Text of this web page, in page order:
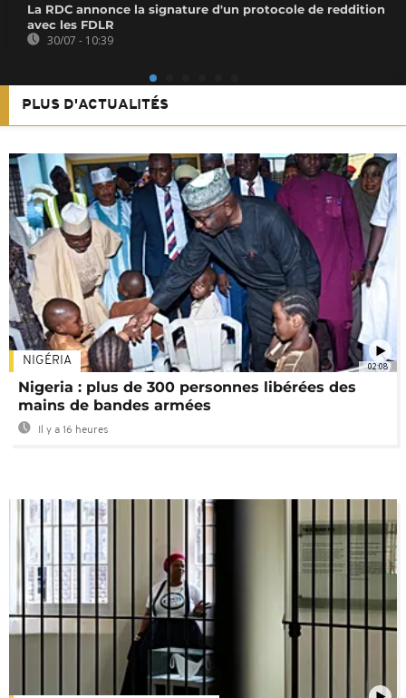
La RDC annonce la signature d'un protocole de reddition
avec les FDLR
30/07 - 10:39
PLUS D'ACTUALITÉS
02:08
NIGÉRIA
Nigeria : plus de 300 personnes libérées des
mains de bandes armées
Il y a 16 heures